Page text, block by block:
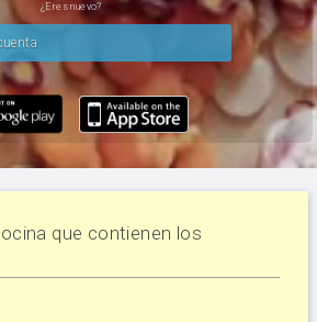
¿Eres nuevo?
que contienen los